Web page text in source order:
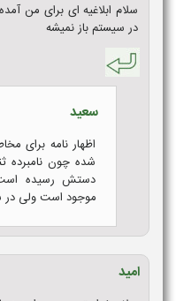
در سیستم باز نمیشه
سعید
اظهار نامه برای
شده چون نامبرده
دستش رسیده
موجود است ولی در
امید